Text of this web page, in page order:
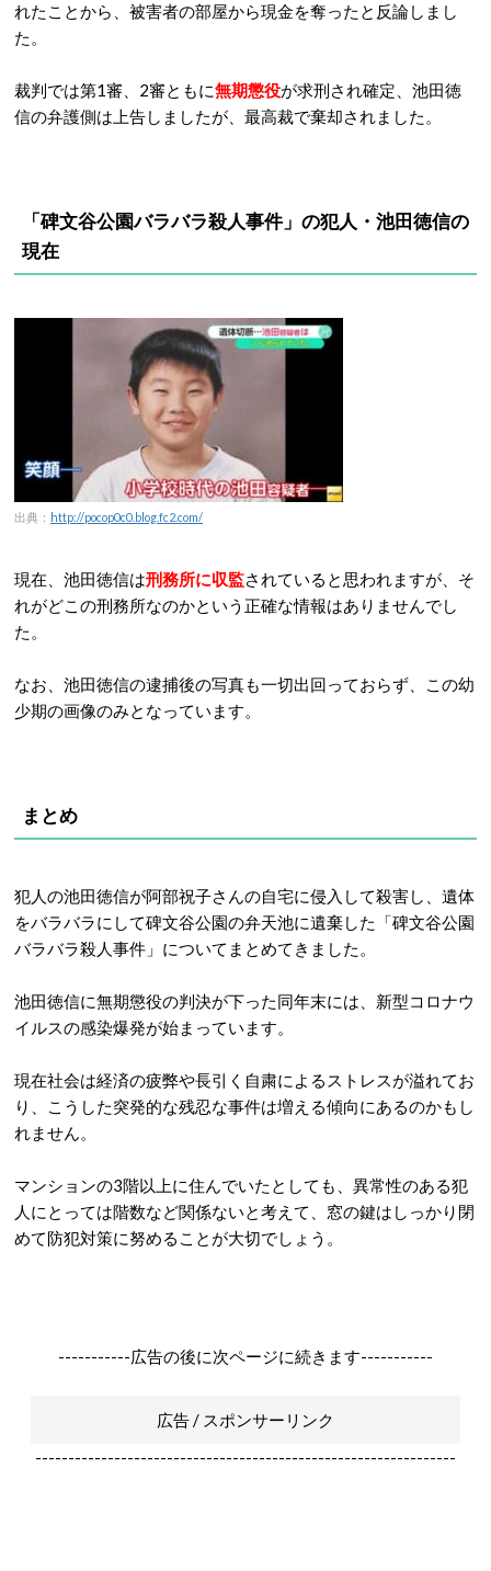
れたことから、被害者の部屋から現金を奪ったと反論しまし
た。
裁判では第1審、2審ともに無期懲役が求刑され確定、 池田徳
信の弁護側は上告しましたが、最高裁で棄却されました。
「碑文谷公園バラバラ殺人事件」の犯人・池田徳信の
現在
出典： http://pocop0c0.blog.fc2.com/
現在、 池田徳信は刑務所に収監されていると思われますが、そ
れがどこの刑務所なのかという正確な情報はありませんでし
た。
なお、池田徳信の逮捕後の写真も一切出回っておらず、この幼
少期の画像のみとなっています。
まとめ
犯人の池田徳信が阿部祝子さんの自宅に侵入して殺害し、遺体
をバラバラにして碑文谷公園の弁天池に遺棄した「碑文谷公園
バラバラ殺人事件」についてまとめてきました。
池田徳信に無期懲役の判決が下った同年末には、新型コロナウ
イルスの感染爆発が始まっています。
現在社会は経済の疲弊や長引く自粛によるストレスが溢れてお
り、こうした突発的な残忍な事件は増える傾向にあるのかもし
れません。
マンションの3階以上に住んでいたとしても、異常性のある犯
人にとっては階数など関係ないと考えて、窓の鍵はしっかり閉
めて防犯対策に努めることが大切でしょう。
-----------広告の後に次ページに続きます-----------
広告 / スポンサーリンク
----------------------------------------------------------------